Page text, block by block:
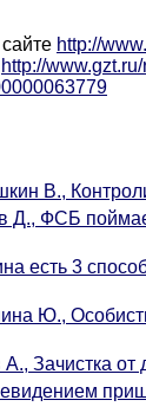
http://
http://
В.,
Д., ФСБ
есть 3
Ю.,
Зачистка от